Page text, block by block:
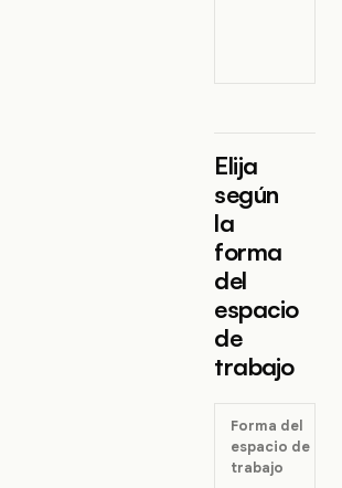
Elija
según
la
forma
del
espacio
de
trabajo
Forma del
espacio de
trabajo